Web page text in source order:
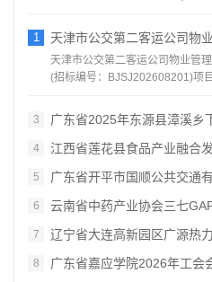
1 天津市公交第二客运公司物
天津市公交第二客运公司物业管
(招标编号：BJSJ202608201)项
3 广东省2025年东源县漳溪乡
4 江西省莲花县食品产业融合
5 广东省开平市国顺公共交通
6 云南省中药产业协会三七
7 辽宁省大连高新园区广源热
8 广东省嘉应学院2026年工会